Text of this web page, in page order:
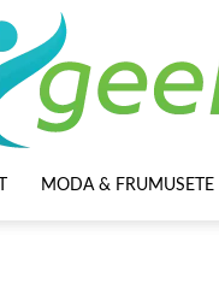
MODA & FRUMUSETE